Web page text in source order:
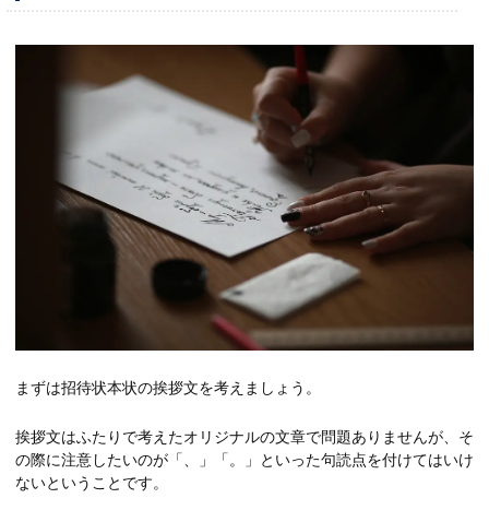
まずは招待状本状の挨拶文を考えましょう。
挨拶文はふたりで考えたオリジナルの文章で問題ありませんが、そ
の際に注意したいのが「、」「。」といった句読点を付けてはいけ
ないということです。